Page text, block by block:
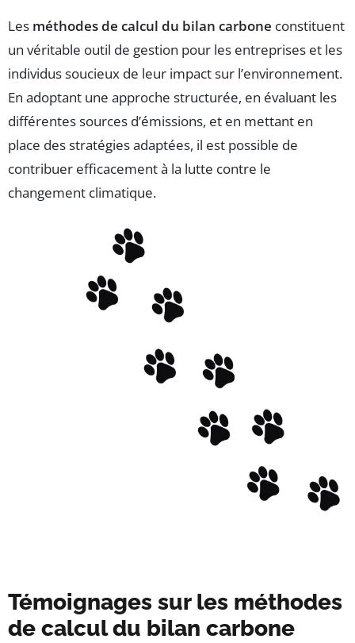
Les méthodes de calcul du bilan carbone constituent
un véritable outil de gestion pour les entreprises et les
individus soucieux de leur impact sur l’environnement.
En adoptant une approche structurée, en évaluant les
différentes sources d’émissions, et en mettant en
place des stratégies adaptées, il est possible de
contribuer efficacement à la lutte contre le
changement climatique.
Témoignages sur les méthodes
de calcul du bilan carbone